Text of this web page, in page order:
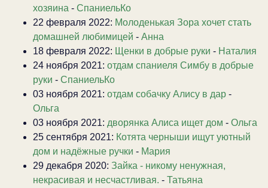
хозяина - СпаниельКо
22 февраля 2022: Молоденькая Зора хочет стать
домашней любимицей - Анна
18 февраля 2022: Щенки в добрые руки - Наталия
24 ноября 2021: отдам спаниеля Симбу в добрые
руки - СпаниельКо
03 ноября 2021: отдам собачку Алису в дар -
Ольга
03 ноября 2021: дворянка Алиса ищет дом - Ольга
25 сентября 2021: Котята черныши ищут уютный
дом и надёжные ручки - Мария
29 декабря 2020: Зайка - никому ненужная,
некрасивая и несчастливая. - Татьяна